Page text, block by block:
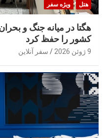
هتل ویژه سفر
هگتا در میانه جنگ و
کشور را حفظ کرد
9 ژوئن 2026 سفر آنلاین